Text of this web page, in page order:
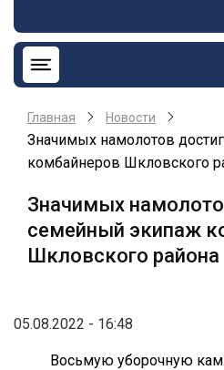
Главная Новости
Значимых намолотов
комбайнеров Шкловского
Значимых
семейный экипаж
Шкловского района
05.08.2022 - 16:48
Восьмую уборочную